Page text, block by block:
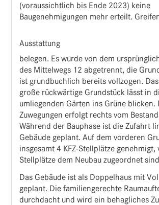
(voraussichtlich bis Ende 2023) keine
Baugenehmigungen mehr erteilt.
Ausstattung
belegen. Es wurde von dem
des Mittelwegs 12 abgetrennt, die
ist grundbuchlich bereits vollzogen.
große rückwärtige Grundstück lässt in
umliegenden Gärten ins Grüne blicken.
Zuwegungen erfolgt rechts vom
Während der Bauphase ist die Zufahrt
Gebäude geplant. Auf dem vorderen
insgesamt 4 KFZ-Stellplätze genehmigt,
Stellplätze dem Neubau zugeordnet
Das Gebäude ist als Doppelhaus mit
geplant. Die familiengerechte
durchdacht und wird ein behagliches